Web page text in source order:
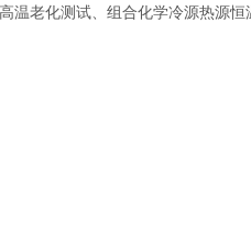
温老化测试、组合化学冷源热源